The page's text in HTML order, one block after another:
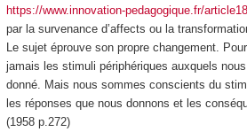
https://www.innovation-pedagogique.fr/
par la survenance d’affects ou la
Le sujet éprouve son propre changement.
jamais les stimuli périphériques auxquels
donné. Mais nous sommes conscients du
les réponses que nous donnons et les
(1958 p.272)